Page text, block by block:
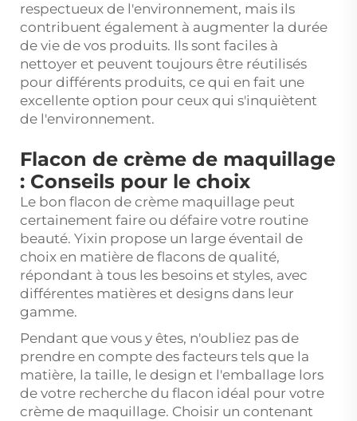
respectueux de l'environnement, mais ils
contribuent également à augmenter la durée
de vie de vos produits. Ils sont faciles à
nettoyer et peuvent toujours être réutilisés
pour différents produits, ce qui en fait une
excellente option pour ceux qui s'inquiètent
de l'environnement.
Flacon de crème de maquillage
: Conseils pour le choix
Le bon flacon de crème maquillage peut
certainement faire ou défaire votre routine
beauté. Yixin propose un large éventail de
choix en matière de flacons de qualité,
répondant à tous les besoins et styles, avec
différentes matières et designs dans leur
gamme.
Pendant que vous y êtes, n'oubliez pas de
prendre en compte des facteurs tels que la
matière, la taille, le design et l'emballage lors
de votre recherche du flacon idéal pour votre
crème de maquillage. Choisir un contenant